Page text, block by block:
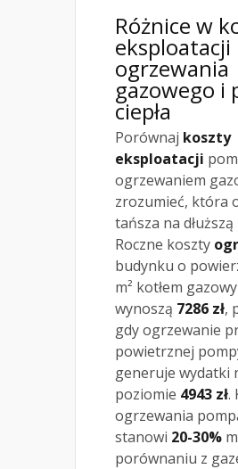
Różnice w
eksploatacji
ogrzewania
gazowego i
ciepła
Porównaj koszty
eksploatacji
ogrzewaniem
zrozumieć, która
tańsza na dłuższą
Roczne koszty
budynku o
m² kotłem
wynoszą 7286 zł,
gdy ogrzewanie
powietrznej
generuje wydatki
poziomie 4943 zł.
ogrzewania
stanowi 20-30%
porównaniu z